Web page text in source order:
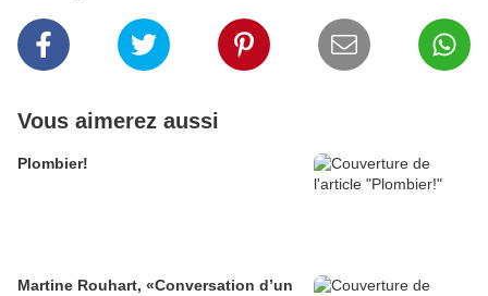
Vous aimerez aussi
Plombier!
Martine Rouhart, «Conversation d’un